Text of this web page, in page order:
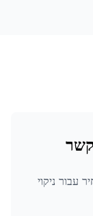
קשר
עבור ניקוי